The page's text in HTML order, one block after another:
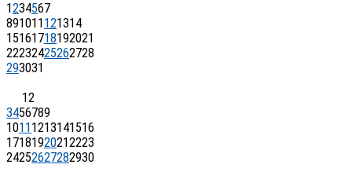
1234567
891011 121314
15161718192021
22232425262728
293031
12
3456789
1011 1213141516
17181920212223
24252627282930